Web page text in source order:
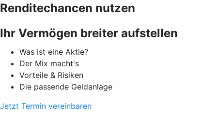
Renditechancen nutzen
Ihr Vermögen breiter aufstellen
Was ist eine Aktie?
Der Mix macht's
Vorteile & Risiken
Die passende Geldanlage
Jetzt Termin vereinbaren